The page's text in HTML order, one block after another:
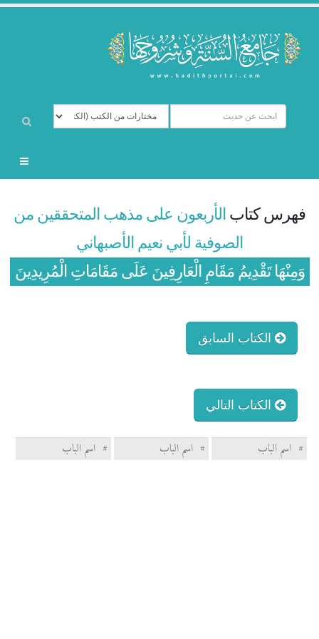
فهرس كتاب الأربعون على مذهب المتحققين من
الصوفية لأبي نعيم الأصبهاني
وَمِنْهَا تَقْدِيمُ مَقَامِ الْعَارِفِينَ عَلَى مَقَامَاتِ الْمُرِيدِينَ
الكتاب السابق
الكتاب التالي
# اسم الباب # اسم الباب # اسم الباب